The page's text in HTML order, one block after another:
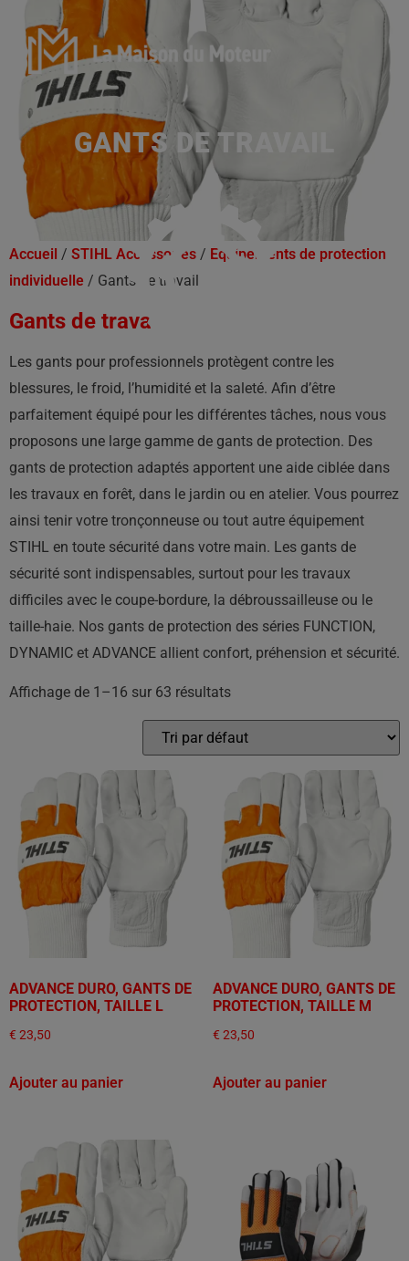
GANTS DE TRAVAIL
Accueil / STIHL Accessoires / Équipements de protection
individuelle / Gants de travail
Gants de travail
Les gants pour professionnels protègent contre les
blessures, le froid, l’humidité et la saleté. Afin d’être
parfaitement équipé pour les différentes tâches, nous vous
proposons une large gamme de gants de protection. Des
gants de protection adaptés apportent une aide ciblée dans
les travaux en forêt, dans le jardin ou en atelier. Vous pourrez
ainsi tenir votre tronçonneuse ou tout autre équipement
STIHL en toute sécurité dans votre main. Les gants de
sécurité sont indispensables, surtout pour les travaux
difficiles avec le coupe-bordure, la débroussailleuse ou le
taille-haie. Nos gants de protection des séries FUNCTION,
DYNAMIC et ADVANCE allient confort, préhension et sécurité.
Affichage de 1–16 sur 63 résultats
ADVANCE DURO, GANTS DE
PROTECTION, TAILLE L
€ 23,50
Ajouter au panier
ADVANCE DURO, GANTS DE
PROTECTION, TAILLE M
€ 23,50
Ajouter au panier